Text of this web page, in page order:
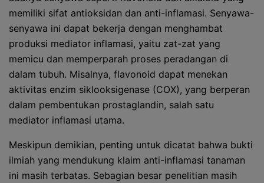
memiliki sifat antioksidan dan anti-inflamasi. Senyawa-
senyawa ini dapat bekerja dengan menghambat
produksi mediator inflamasi, yaitu zat-zat yang
memicu dan memperparah proses peradangan di
dalam tubuh. Misalnya, flavonoid dapat menekan
aktivitas enzim siklooksigenase (COX), yang berperan
dalam pembentukan prostaglandin, salah satu
mediator inflamasi utama.
Meskipun demikian, penting untuk dicatat bahwa bukti
ilmiah yang mendukung klaim anti-inflamasi tanaman
ini masih terbatas. Sebagian besar penelitian masih